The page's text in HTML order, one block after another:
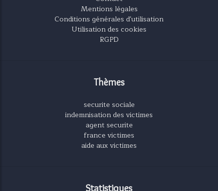
Mentions légales
Conditions générales d'utilisation
Utilisation des cookies
RGPD
Thèmes
securite sociale
indemnisation des victimes
agent securite
france victimes
aide aux victimes
Statistiques